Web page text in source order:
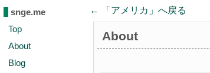
snge.me
Top
About
Blog
← 「 アメリカ 」へ戻る
About